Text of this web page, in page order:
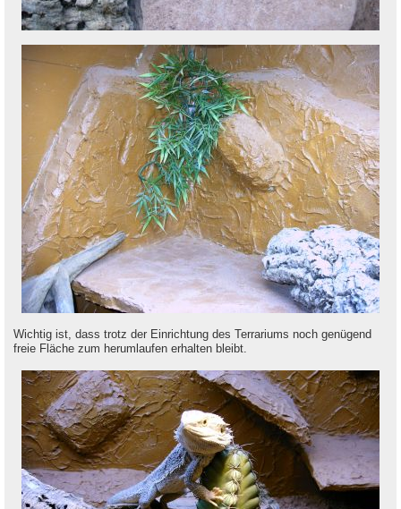
Wichtig ist, dass trotz der Einrichtung des Terrariums noch genügend
freie Fläche zum herumlaufen erhalten bleibt.